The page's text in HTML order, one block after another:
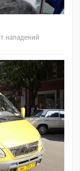
нападений